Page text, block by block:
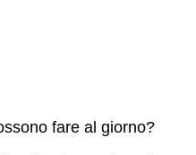
fare al giorno?